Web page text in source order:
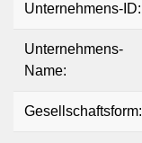
Unternehmens-ID:
Unternehmens-
Name:
Gesellschaftsform: